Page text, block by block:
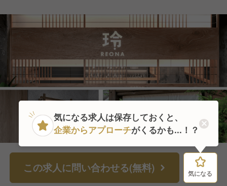
この求人に問い合わせる(無料) 気になる
気になる
気になる求人は保存しておくと、
企業からアプローチがくるかも...！？